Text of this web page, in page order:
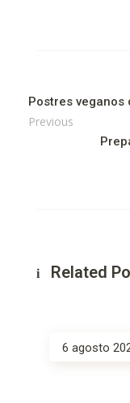
Postres veganos
Previous
Related
6 agosto